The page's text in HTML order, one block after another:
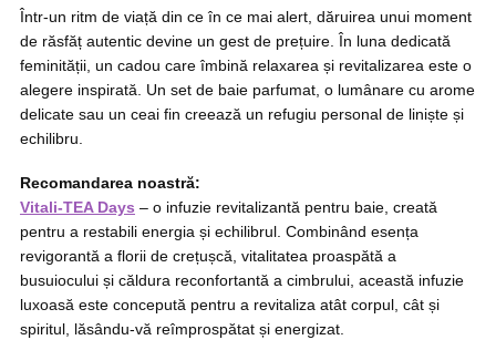
Într-un ritm de viață din ce în ce mai alert, dăruirea unui moment
de răsfăț autentic devine un gest de prețuire. În luna dedicată
feminității, un cadou care îmbină relaxarea și revitalizarea este o
alegere inspirată. Un set de baie parfumat, o lumânare cu arome
delicate sau un ceai fin creează un refugiu personal de liniște și
echilibru.
Recomandarea noastră:
Vitali-TEA Days – o infuzie revitalizantă pentru baie, creată
pentru a restabili energia și echilibrul. Combinând esența
revigorantă a florii de crețușcă, vitalitatea proaspătă a
busuiocului și căldura reconfortantă a cimbrului, această infuzie
luxoasă este concepută pentru a revitaliza atât corpul, cât și
spiritul, lăsându-vă reîmprospătat și energizat.